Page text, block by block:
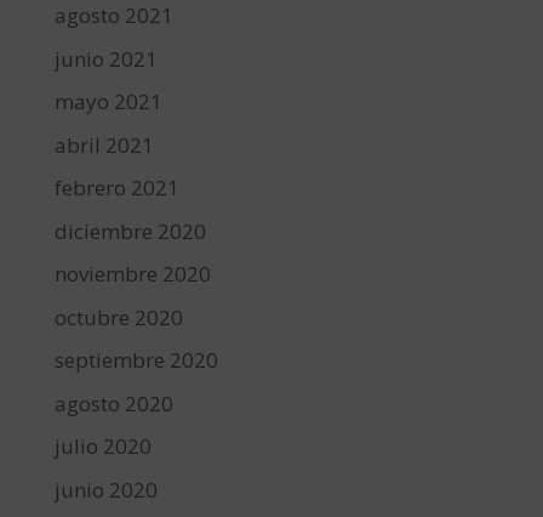
agosto 2021
junio 2021
mayo 2021
abril 2021
febrero 2021
diciembre 2020
noviembre 2020
octubre 2020
septiembre 2020
agosto 2020
julio 2020
junio 2020